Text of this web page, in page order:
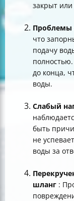
закрыт
Проблемы
что
подачу
до конца,
воды.
Слабый
быть
не
воды за
шланг :